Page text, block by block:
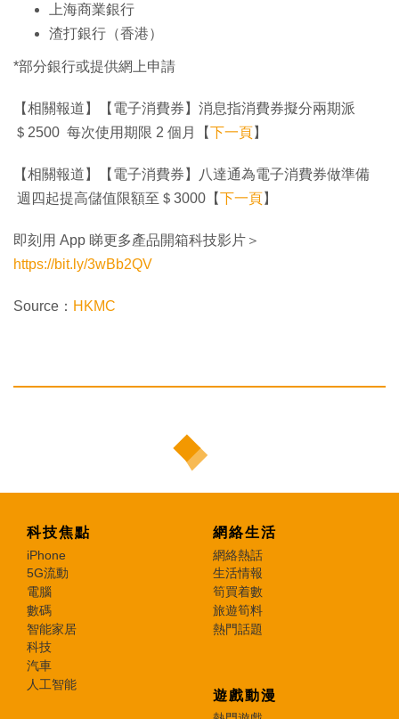
上海商業銀行
渣打銀行（香港）
*部分銀行或提供網上申請
【相關報道】【電子消費券】消息指消費券擬分兩期派
＄2500 每次使用期限 2 個月【下一頁】
【相關報道】【電子消費券】八達通為電子消費券做準備
週四起提高儲值限額至＄3000【下一頁】
即刻用 App 睇更多產品開箱科技影片＞
https://bit.ly/3wBb2QV
Source： HKMC
科技焦點
iPhone
5G流動
電腦
數碼
智能家居
科技
汽車
人工智能
網絡生活
網絡熱話
生活情報
筍買着數
旅遊筍料
熱門話題
遊戲動漫